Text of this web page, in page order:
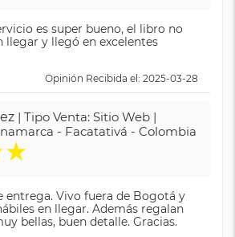
es super bueno, el libro no
llegar y llegó en excelentes
Opinión Recibida el: 2025-03-28
| Tipo Venta: Sitio Web |
- Facatativá - Colombia
★
entrega. Vivo fuera de Bogotá y
en llegar. Además regalan
bellas, buen detalle. Gracias.